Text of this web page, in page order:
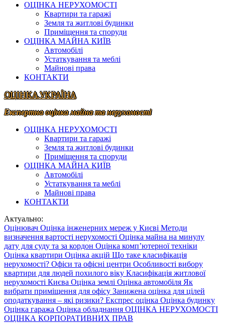
ОЦІНКА НЕРУХОМОСТІ
Квартири та гаражі
Земля та житлові будинки
Приміщення та споруди
ОЦІНКА МАЙНА КИЇВ
Автомобілі
Устаткування та меблі
Майнові права
КОНТАКТИ
ОЦІНКА.УКРАЇНА
Експертна оцінка майна та нерухомості
ОЦІНКА НЕРУХОМОСТІ
Квартири та гаражі
Земля та житлові будинки
Приміщення та споруди
ОЦІНКА МАЙНА КИЇВ
Автомобілі
Устаткування та меблі
Майнові права
КОНТАКТИ
Актуально:
Оцінювач Оцінка інженерних мереж у Києві Методи
визначення вартості нерухомості Оцінка майна на минулу
дату для суду та за кордон Оцінка комп’ютерної техніки
Оцінка квартири Оцінка акцій Що таке класифікація
нерухомості? Офіси та офісні центри Особливості вибору
квартири для людей похилого віку Класифікація житлової
нерухомості Києва Оцінка землі Оцінка автомобіля Як
вибрати приміщення для офісу Занижена оцінка для цілей
оподаткування – які ризики? Експрес оцінка Оцінка будинку
Оцінка гаража Оцінка обладнання ОЦІНКА НЕРУХОМОСТІ
ОЦІНКА КОРПОРАТИВНИХ ПРАВ